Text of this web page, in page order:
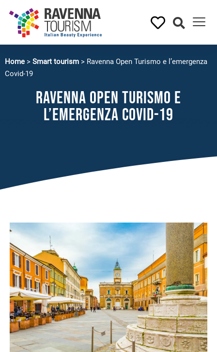
Home > Smart tourism > Ravenna Open Turismo e l’emergenza
Covid-19
Ravenna Open Turismo e
l’emergenza Covid-19